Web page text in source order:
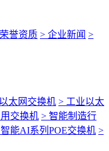
誉资质 > 企业新闻 >
太网交换机 > 工业以太
交换机 > 智能制造行
能AI系列POE交换机 >